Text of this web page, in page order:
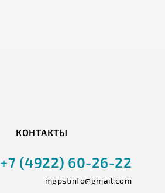
КОНТАКТЫ
+7 (4922) 60-26-22
mgpstinfo@gmail.com